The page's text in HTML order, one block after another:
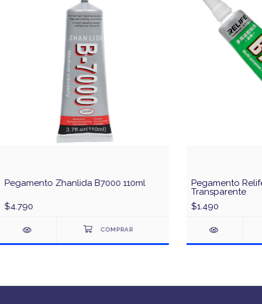
Pegamento Zhanlida B7000 110ml
$4.790
Pegamento
Transparente
$1.490